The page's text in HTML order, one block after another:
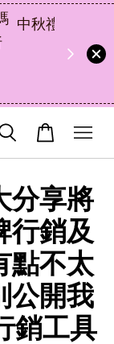
禮，解
分享將
行銷及
點不太
公開我
銷工具